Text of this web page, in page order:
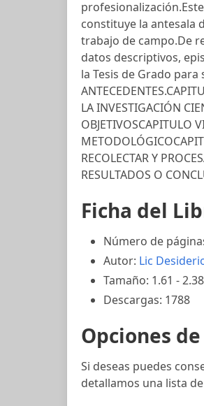
constituye la antesala
trabajo de campo.De
datos descriptivos,
la Tesis de Grado
LA INVESTIGACIÓN
OBJETIVOSCAPITULO
RECOLECTAR Y
RESULTADOS O
Ficha del
Número de
Autor: Lic
Tamaño: 1.61 -
Descargas: 1788
Opciones
Si deseas puedes
detallamos una lista